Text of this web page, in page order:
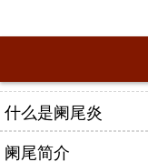
什么是阑尾炎
阑尾简介